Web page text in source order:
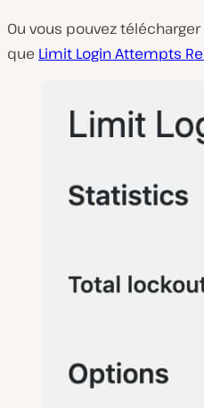
Ou vous pouvez
que Limit Login Attempts